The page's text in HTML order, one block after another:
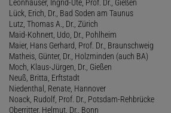
Leonhäuser, Ingrid-Ute, Prof. Dr., Gießen
Lück, Erich, Dr., Bad Soden am Taunus
Lutz, Thomas A., Dr., Zürich
Maid-Kohnert, Udo, Dr., Pohlheim
Maier, Hans Gerhard, Prof. Dr., Braunschweig
Matheis, Günter, Dr., Holzminden (auch BA)
Moch, Klaus-Jürgen, Dr., Gießen
Neuß, Britta, Erftstadt
Niedenthal, Renate, Hannover
Noack, Rudolf, Prof. Dr., Potsdam-Rehbrücke
Oberritter, Helmut, Dr., Bonn